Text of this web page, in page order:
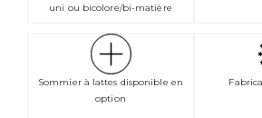
uni ou bicolore/bi-matière
Sommier à lattes disponible en
option